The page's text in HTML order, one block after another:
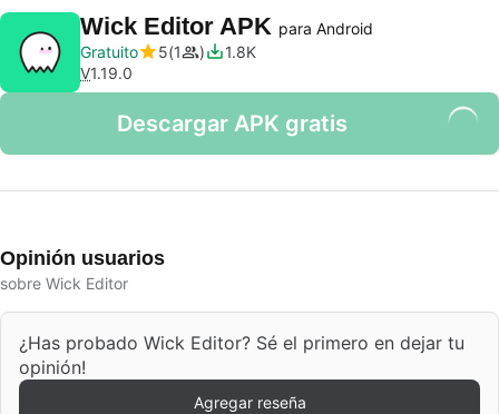
Wick Editor APK para Android
Gratuito
5 1
1.8K
V1.19.0
Descargar APK gratis
Opinión usuarios
sobre Wick Editor
¿Has probado Wick Editor? Sé el primero en dejar tu
opinión!
Agregar reseña